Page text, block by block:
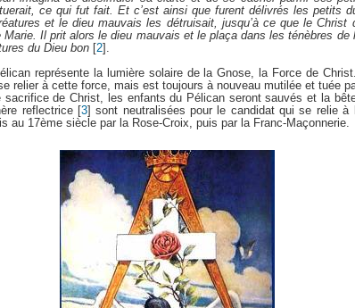
ce qui fut fait. Et c’est ainsi que furent délivrés les petits
et le dieu mauvais les détruisait, jusqu’à ce que le Christ
Il prit alors le dieu mauvais et le plaça dans les ténèbres de
du Dieu bon[2] .
représente la lumière solaire de la Gnose, la Force de
relier à cette force, mais est toujours à nouveau mutilée et tuée
de Christ, les enfants du Pélican seront sauvés et la
reflectrice[3] sont neutralisées pour le candidat qui se relie
au 17ème siècle par la Rose-Croix, puis par la Franc-Maçonnerie.